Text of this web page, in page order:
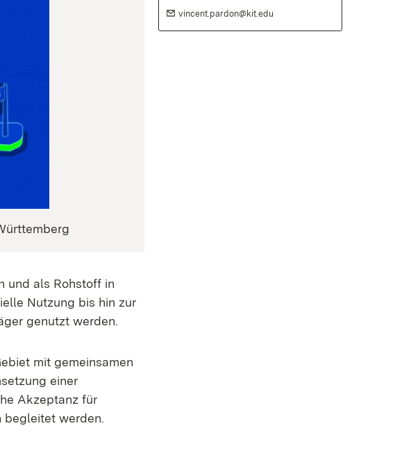
und als Rohstoff in
Nutzung bis hin zur
genutzt werden.
mit gemeinsamen
einer
Akzeptanz für
begleitet werden.
E-Mail:
vincent.pardon@kit.edu